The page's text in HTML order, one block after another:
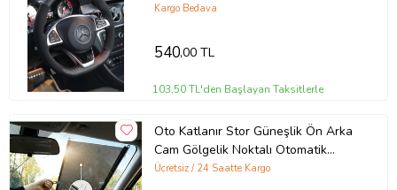
Kargo Bedava
540,00 TL
103,50 TL'den Başlayan Taksitlerle
Oto Katlanır Stor Güneşlik Ön Arka
Cam Gölgelik Noktalı Otomatik
Sürgülü Güneş Koruyucu Araba Suv
Ücretsiz / 24 Saatte Kargo